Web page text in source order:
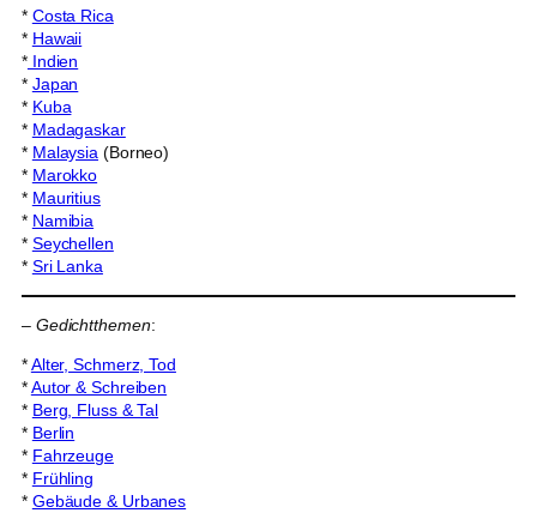
* Costa Rica
* Hawaii
*Indien
* Japan
* Kuba
* Madagaskar
* Malaysia (Borneo)
* Marokko
* Mauritius
* Namibia
* Seychellen
* Sri Lanka
– Gedichtthemen:
*Alter, Schmerz, Tod
*Autor & Schreiben
* Berg, Fluss & Tal
* Berlin
* Fahrzeuge
* Frühling
* Gebäude & Urbanes